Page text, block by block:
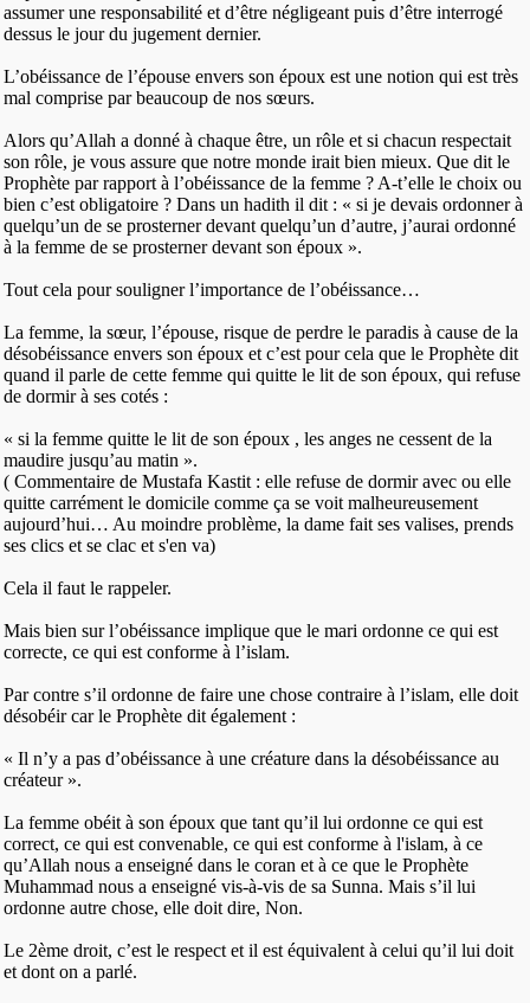
assumer une responsabilité et d’être négligeant puis d’être interrogé
dessus le jour du jugement dernier.
L’obéissance de l’épouse envers son époux est une notion qui est très
mal comprise par beaucoup de nos sœurs.
Alors qu’Allah a donné à chaque être, un rôle et si chacun respectait
son rôle, je vous assure que notre monde irait bien mieux. Que dit le
Prophète par rapport à l’obéissance de la femme ? A-t’elle le choix ou
bien c’est obligatoire ? Dans un hadith il dit : « si je devais ordonner à
quelqu’un de se prosterner devant quelqu’un d’autre, j’aurai ordonné
à la femme de se prosterner devant son époux ».
Tout cela pour souligner l’importance de l’obéissance…
La femme, la sœur, l’épouse, risque de perdre le paradis à cause de la
désobéissance envers son époux et c’est pour cela que le Prophète dit
quand il parle de cette femme qui quitte le lit de son époux, qui refuse
de dormir à ses cotés :
« si la femme quitte le lit de son époux , les anges ne cessent de la
maudire jusqu’au matin ».
( Commentaire de Mustafa Kastit : elle refuse de dormir avec ou elle
quitte carrément le domicile comme ça se voit malheureusement
aujourd’hui… Au moindre problème, la dame fait ses valises, prends
ses clics et se clac et s'en va)
Cela il faut le rappeler.
Mais bien sur l’obéissance implique que le mari ordonne ce qui est
correcte, ce qui est conforme à l’islam.
Par contre s’il ordonne de faire une chose contraire à l’islam, elle doit
désobéir car le Prophète dit également :
« Il n’y a pas d’obéissance à une créature dans la désobéissance au
créateur ».
La femme obéit à son époux que tant qu’il lui ordonne ce qui est
correct, ce qui est convenable, ce qui est conforme à l'islam, à ce
qu’Allah nous a enseigné dans le coran et à ce que le Prophète
Muhammad nous a enseigné vis-à-vis de sa Sunna. Mais s’il lui
ordonne autre chose, elle doit dire, Non.
Le 2ème droit, c’est le respect et il est équivalent à celui qu’il lui doit
et dont on a parlé.